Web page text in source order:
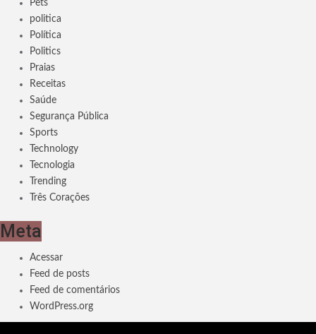
Pets
politica
Política
Politics
Praias
Receitas
Saúde
Segurança Pública
Sports
Technology
Tecnologia
Trending
Três Corações
Meta
Acessar
Feed de posts
Feed de comentários
WordPress.org